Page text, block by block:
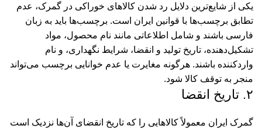
یکی از شایع‌ترین دلایل رد شدن کالاهای خوراکی در گمرک، عدم
تطابق برچسب‌ها با قوانین ایران است. برچسب‌ها باید به زبان
فارسی باشند و شامل اطلاعاتی مانند نام محصول، مواد
تشکیل‌دهنده، تاریخ تولید و انقضا، شرایط نگهداری، و نام
واردکننده باشند. هرگونه مغایرت یا عدم خوانایی برچسب می‌تواند
منجر به توقف کالا شود.
۲. تاریخ انقضا
گمرک ایران معمولاً کالاهایی را که تاریخ انقضای آن‌ها نزدیک است